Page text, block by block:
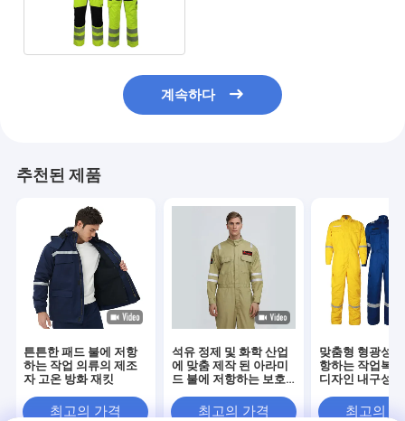
계속하다
추천된 제품
튼튼한 패드 불에 저항
하는 작업 의류의 제조
자 고온 방화 재킷
최고의 가격
석유 정제 및 화학 산업
에 맞춤 제작 된 아라미
드 불에 저항하는 보호
최고의 가격
맞춤형 형광성
항하는 작업복
디자인 내구성
최고의